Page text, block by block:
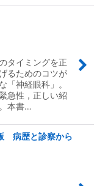
タイミングを正
るためのコツが
「神経眼科」。
急性，正しい紹
本書…
病歴と診察から